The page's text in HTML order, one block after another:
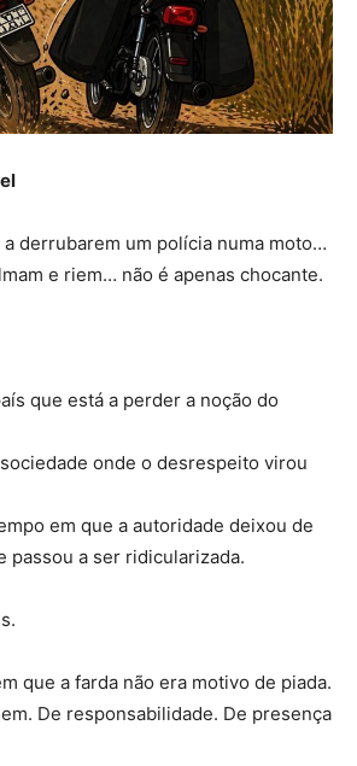
derrubarem um polícia numa moto…
e riem… não é apenas chocante.
que está a perder a noção do
onde o desrespeito virou
em que a autoridade deixou de
passou a ser ridicularizada.
que a farda não era motivo de piada.
De responsabilidade. De presença